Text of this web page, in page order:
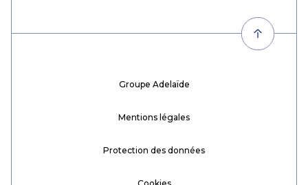
Groupe Adelaïde
Mentions légales
Protection des données